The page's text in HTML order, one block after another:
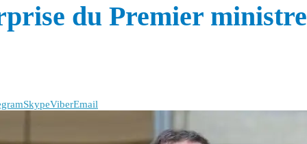
du Premier ministre
SkypeViberEmail